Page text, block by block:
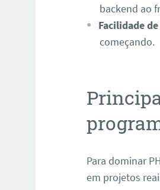
backend ao
Facilidade
começando.
Para dominar
em projetos